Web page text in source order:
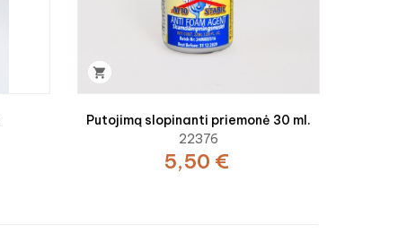

Putojimą slopinanti priemonė 30 ml.
22376
5,50 €